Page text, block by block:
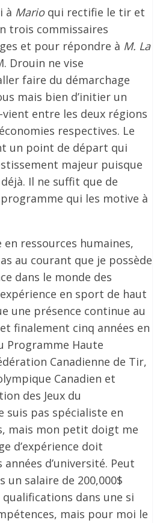
à Marioqui rectifie le tir et
trois commissaires
et pour répondre à M. La
Drouin ne vise
faire du démarchage
mais bien d’initier un
entre les deux régions
respectives. Le
un point de départ qui
majeur puisque
Il ne suffit que de
qui les motive à
en ressources humaines,
au courant que je possède
dans le monde des
en sport de haut
une présence continue au
finalement cinq années en
Programme Haute
Canadienne de Tir,
Canadien et
des Jeux du
suis pas spécialiste en
mais mon petit doigt me
d’expérience doit
d’université. Peut
salaire de 200,000$
dans une si
mais pour moi le